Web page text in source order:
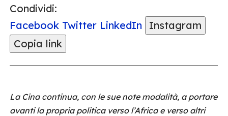
Condividi:
Facebook Twitter LinkedIn
Instagram
Copia link
La Cina continua, con le sue note modalità, a portare
avanti la propria politica verso l’Africa e verso altri